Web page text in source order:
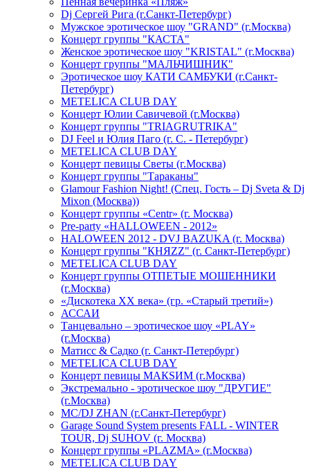
Dj Сергей Рига (г.Санкт-Петербург)
Мужское эротическое шоу "GRAND" (г.Москва)
Концерт группы "КАСТА"
Женское эротическое шоу "KRISTAL" (г.Москва)
Концерт группы "МАЛЬЧИШНИК"
Эротическое шоу КАТИ САМБУКИ (г.Санкт-
Петербург)
METELICA CLUB DAY
Концерт Юлии Савичевой (г.Москва)
Концерт группы "TRIAGRUTRIKA"
DJ Feel и Юлия Паго (г. С. - Петербург)
METELICA CLUB DAY
Концерт певицы Светы (г.Москва)
Концерт группы "Тараканы"
Glamour Fashion Night! (Спец. Гость – Dj Sveta & Dj
Mixon (Москва))
Концерт группы «Centr» (г. Москва)
Pre-party «HALLOWEEN - 2012»
HALOWEEN 2012 - DVJ BAZUKA (г. Москва)
Концерт группы "КНЯZZ" (г. Санкт-Петербург)
METELICA CLUB DAY
Концерт группы ОТПЕТЫЕ МОШЕННИКИ
(г.Москва)
«Дискотека ХХ века» (гр. «Старый третий»)
АССАИ
Танцевально – эротическое шоу «PLAY»
(г.Москва)
Матисс & Садко (г. Санкт-Петербург)
METELICA CLUB DAY
Концерт певицы МАКSИМ (г.Москва)
Экстремально - эротическое шоу "ДРУГИЕ"
(г.Москва)
МС/DJ ZHAN (г.Санкт-Петербург)
Garage Sound System presents FALL - WINTER
TOUR, Dj SUHOV (г. Москва)
Концерт группы «PLAZMA» (г.Москва)
METELICA CLUB DAY